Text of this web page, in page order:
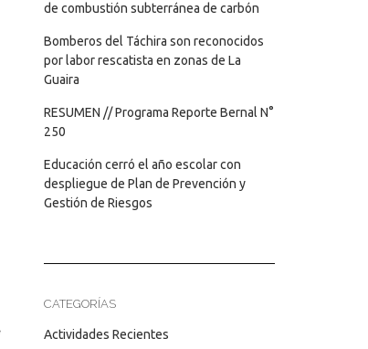
de combustión subterránea de carbón
Bomberos del Táchira son reconocidos
por labor rescatista en zonas de La
Guaira
RESUMEN // Programa Reporte Bernal N°
250
Educación cerró el año escolar con
despliegue de Plan de Prevención y
Gestión de Riesgos
CATEGORÍAS
Actividades Recientes